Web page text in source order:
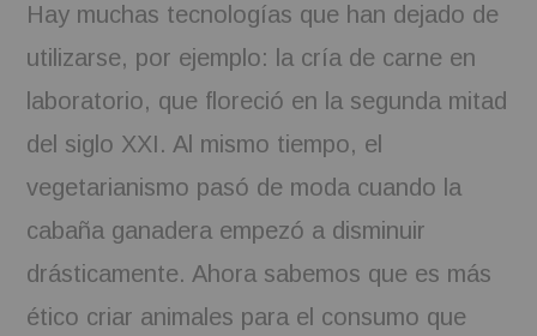
Hay muchas tecnologías que han dejado de
utilizarse, por ejemplo: la cría de carne en
laboratorio, que floreció en la segunda mitad
del siglo XXI. Al mismo tiempo, el
vegetarianismo pasó de moda cuando la
cabaña ganadera empezó a disminuir
drásticamente. Ahora sabemos que es más
ético criar animales para el consumo que